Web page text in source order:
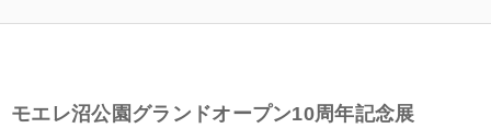
モエレ沼公園グランドオープン10周年記念展